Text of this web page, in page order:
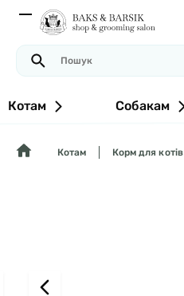
Котам Собакам
Котам Корм для котів